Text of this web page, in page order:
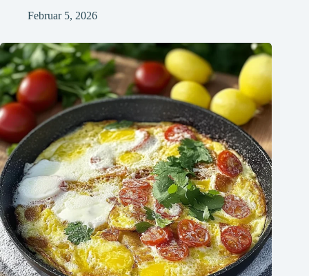
Februar 5, 2026